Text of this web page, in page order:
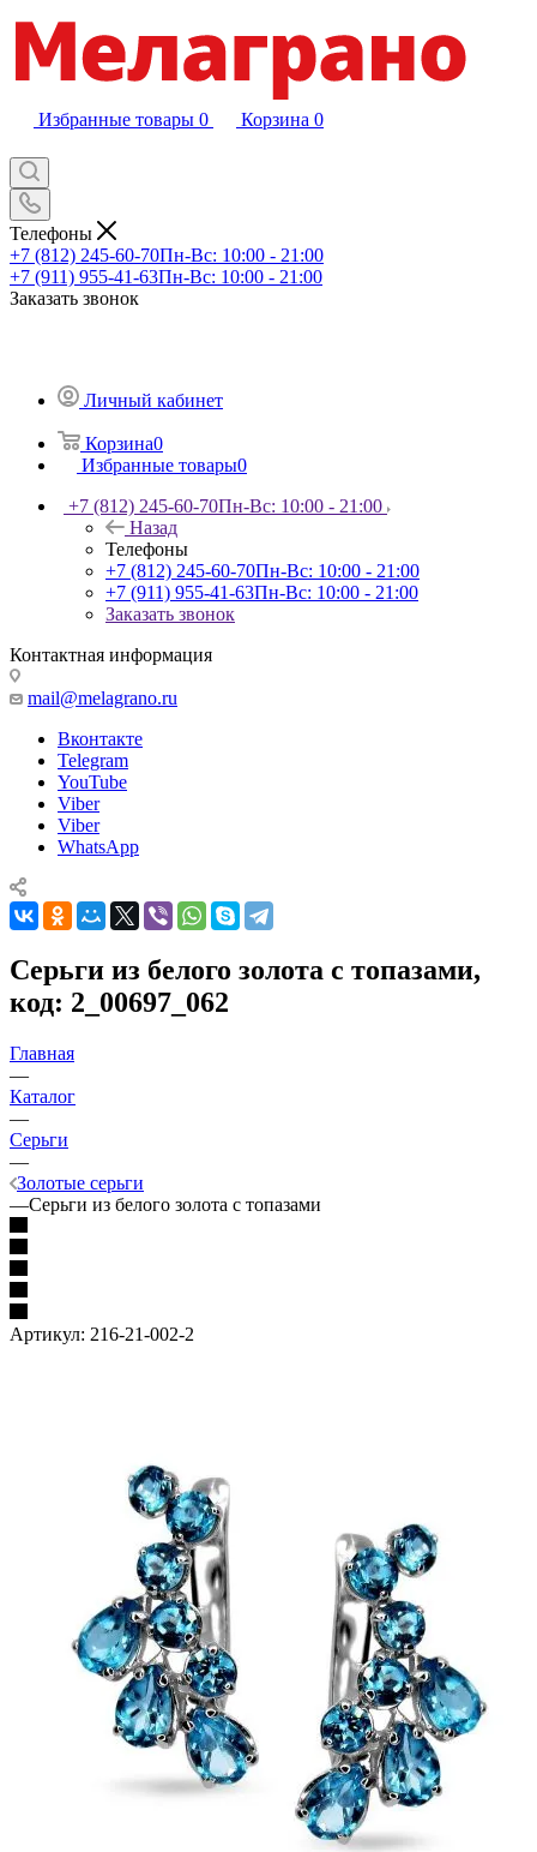
Избранные товары 0 Корзина 0
Телефоны
+7 (812) 245-60-70Пн-Вс: 10:00 - 21:00
+7 (911) 955-41-63Пн-Вс: 10:00 - 21:00
Заказать звонок
Личный кабинет
Корзина0
Избранные товары0
+7 (812) 245-60-70Пн-Вс: 10:00 - 21:00
Назад
Телефоны
+7 (812) 245-60-70Пн-Вс: 10:00 - 21:00
+7 (911) 955-41-63Пн-Вс: 10:00 - 21:00
Заказать звонок
Контактная информация
mail@melagrano.ru
Вконтакте
Telegram
YouTube
Viber
Viber
WhatsApp
Серьги из белого золота с топазами,
код: 2_00697_062
Главная
—
Каталог
—
Серьги
—
Золотые серьги
—Серьги из белого золота с топазами
Артикул: 216-21-002-2